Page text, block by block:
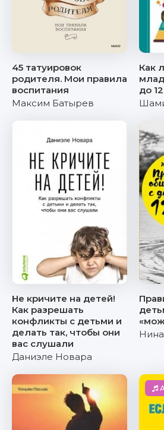
45 татуировок
родителя. Мои правила
воспитания
Максим Батырев
Как
до 12
Не кричите на детей!
Как разрешать
конфликты с детьми и
делать так, чтобы они
вас слушали
Даниэле Новара